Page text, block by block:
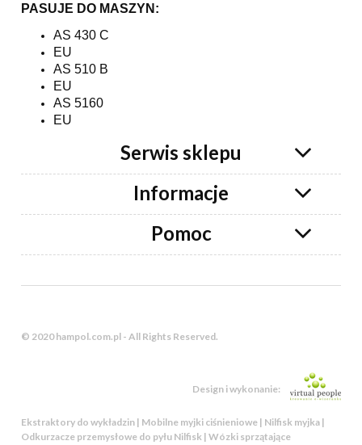
PASUJE DO MASZYN:
AS 430 C
EU
AS 510 B
EU
AS 5160
EU
Serwis sklepu
Informacje
Pomoc
© 2020 hampol.com.pl - All Rights Reserved.
Design i wykonanie:
Ekstraktory do wykładzin | Mobilne myjki ciśnieniowe | Nilfisk myjka |
Odkurzacze przemysłowe do pyłu Nilfisk | Wózki sprzątające